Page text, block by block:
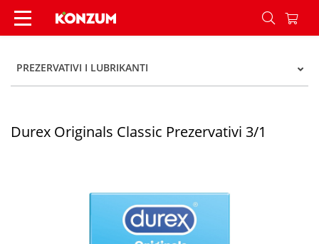
Durex Originals Classic Prezervativi 3/1 - Konzum
PREZERVATIVI I LUBRIKANTI
Durex Originals Classic Prezervativi 3/1